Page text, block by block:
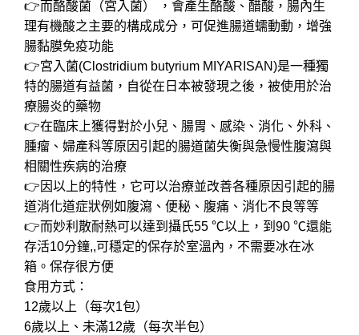
👉而酪酸菌（宮入菌） ，會產生酪酸、醋酸，腸內生
理有機酸之主要的構成成分，可促進腸道蠕動動，增強
腸黏膜免疫功能
👉宮入菌(Clostridium butyrium MIYARISAN)是⼀種獨
特的腸道有益菌，⾃從在⽇本被發現之後，被使⽤於治
療腸炎的藥物
👉在臨床上獲得對於小兒、腸胃、感染、消化、外科、
腫瘤、婦產科等原因引起的腸道菌失衡與急慢性腹瀉與
相關性疾病的治療
👉因以上的特性，它可以治療並改善各種原因引起的腸
道消化道症狀例如腹瀉、便秘、腹痛、消化不良等等
👉而妙利散耐熱可以達到攝氏55 ℃以上，到90 ℃還能
存活10分鐘,,可穩定的保存於室溫內，不需要冰在冰
箱。保存很方便
食用方式：
12歲以上（每次1包）
6歲以上、未滿12歲（每次半包）